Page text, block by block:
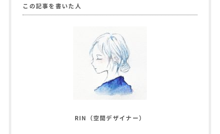
この記事を書いた人
RIN（空間デザイナー）